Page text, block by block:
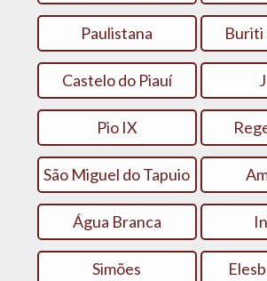
Paulistana Buriti
Castelo do Piauí
Pio IX
São Miguel do Tapuio
Água Branca
Simões